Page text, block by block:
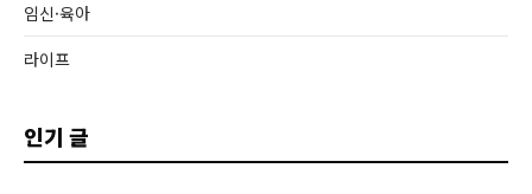
임신·육아
라이프
인기 글